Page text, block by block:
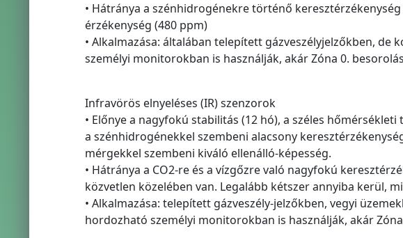
• Hátránya a szénhidrogénekre történő
érzékenység (480 ppm)
• Alkalmazása: általában telepített gázveszélyjelzőkben,
személyi monitorokban is használják, akár Zóna 0.
Infravörös elnyeléses (IR) szenzorok
• Előnye a nagyfokú stabilitás (12 hó), a széles
a szénhidrogénekkel szembeni alacsony
mérgekkel szembeni kiváló ellenálló-képesség.
• Hátránya a CO2-re és a vízgőzre való nagyfokú
közvetlen közelében van. Legalább kétszer annyiba kerül,
• Alkalmazása: telepített gázveszély-jelzőkben, vegyi
hordozható személyi monitorokban is használják, akár